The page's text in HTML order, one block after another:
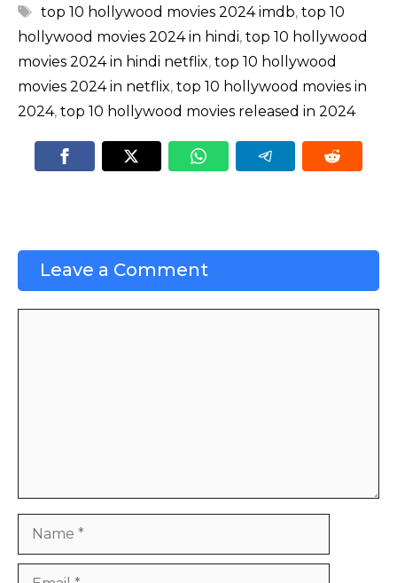
Tags
top 10 hollywood movies 2024 imdb, top 10
hollywood movies 2024 in hindi, top 10 hollywood
movies 2024 in hindi netflix, top 10 hollywood
movies 2024 in netflix, top 10 hollywood movies in
2024, top 10 hollywood movies released in 2024
Leave a Comment